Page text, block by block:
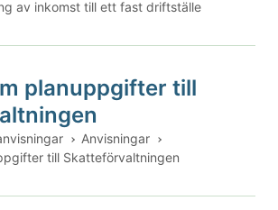
av inkomst till ett fast driftställe
planuppgifter till
Anvisningar
till Skatteförvaltningen